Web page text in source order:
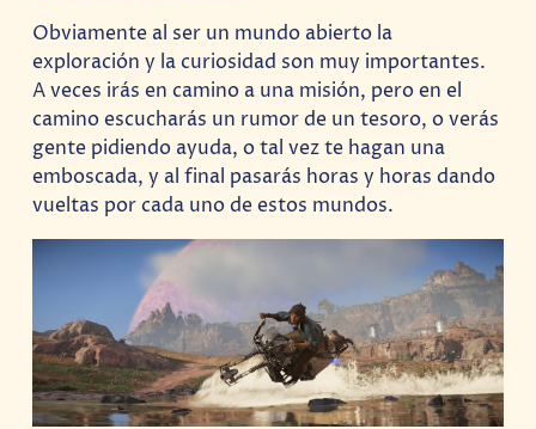
Obviamente al ser un mundo abierto la
exploración y la curiosidad son muy importantes.
A veces irás en camino a una misión, pero en el
camino escucharás un rumor de un tesoro, o verás
gente pidiendo ayuda, o tal vez te hagan una
emboscada, y al final pasarás horas y horas dando
vueltas por cada uno de estos mundos.